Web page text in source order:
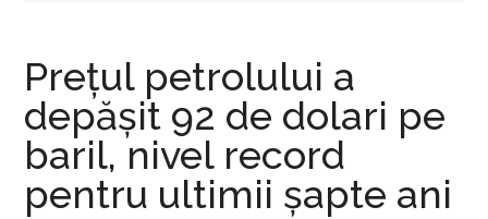
Prețul petrolului a
depășit 92 de dolari pe
baril, nivel record
pentru ultimii șapte ani